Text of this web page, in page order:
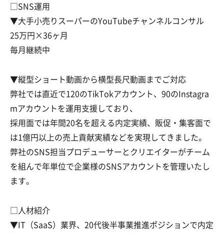
□SNS運用
▼大手小売りスーパーのYouTubeチャンネルコンサル
25万円×36ヶ月
毎月継続中
▼縦型ショート動画から横型長尺動画までご対応
弊社では直近で120のTikTokアカウント、90のInstagra
mアカウントを運用支援しており、
採用面では年間20名を超える内定実績、販促・集客面で
は1億円以上の売上貢献実績などを実現してきました。
弊社のSNS担当プロデューサーとクリエイターがチーム
を組んで年単位で企業様のSNSアカウントを管理いたし
ます。
□人材紹介
▼IT（SaaS）業界、20代後半事業推進ポジションで内定